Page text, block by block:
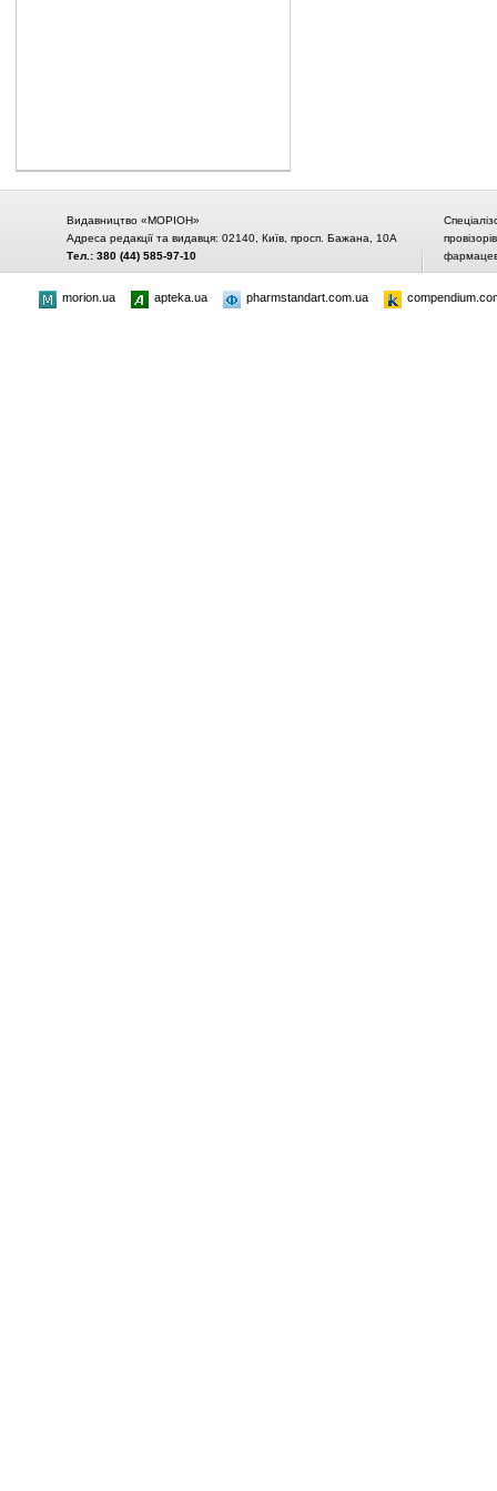
Видавництво «МОРІОН»
Адреса редакції та видавця: 02140, Київ, просп. Бажана, 10А
Тел.: 380 (44) 585-97-10
morion.ua apteka.ua pharmstandart.com.ua